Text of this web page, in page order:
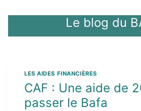
Le blog du
LES AIDES FINANCIÈRES
CAF : Une aide de
passer le Bafa